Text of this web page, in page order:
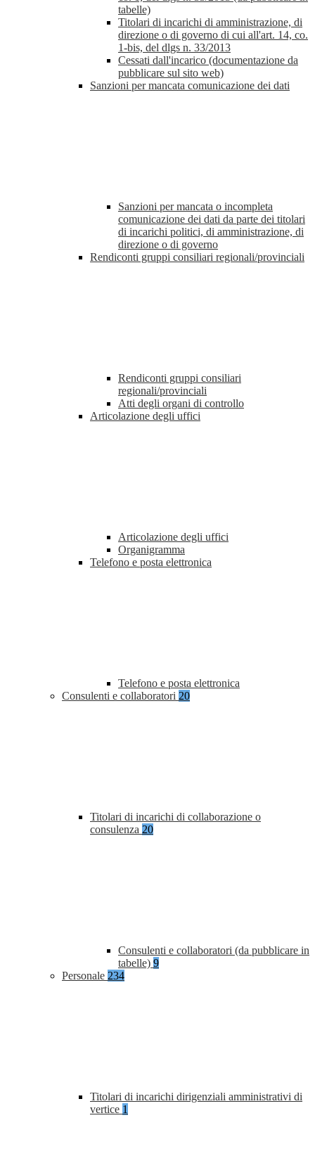
tabelle)
Titolari di incarichi di amministrazione, di
direzione o di governo di cui all'art. 14, co.
1-bis, del dlgs n. 33/2013
Cessati dall'incarico (documentazione da
pubblicare sul sito web)
Sanzioni per mancata comunicazione dei dati
Sanzioni per mancata o incompleta
comunicazione dei dati da parte dei titolari
di incarichi politici, di amministrazione, di
direzione o di governo
Rendiconti gruppi consiliari regionali/provinciali
Rendiconti gruppi consiliari
regionali/provinciali
Atti degli organi di controllo
Articolazione degli uffici
Articolazione degli uffici
Organigramma
Telefono e posta elettronica
Telefono e posta elettronica
Consulenti e collaboratori 20
Titolari di incarichi di collaborazione o
consulenza 20
Consulenti e collaboratori (da pubblicare in
tabelle) 9
Personale 234
Titolari di incarichi dirigenziali amministrativi di
vertice 1